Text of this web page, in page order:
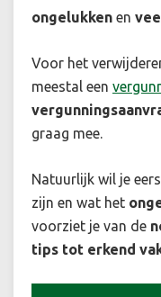
ongelukken en
Voor het
meestal een
graag mee.
Natuurlijk wil je
zijn en wat het
voorziet je van de
tips tot erkend